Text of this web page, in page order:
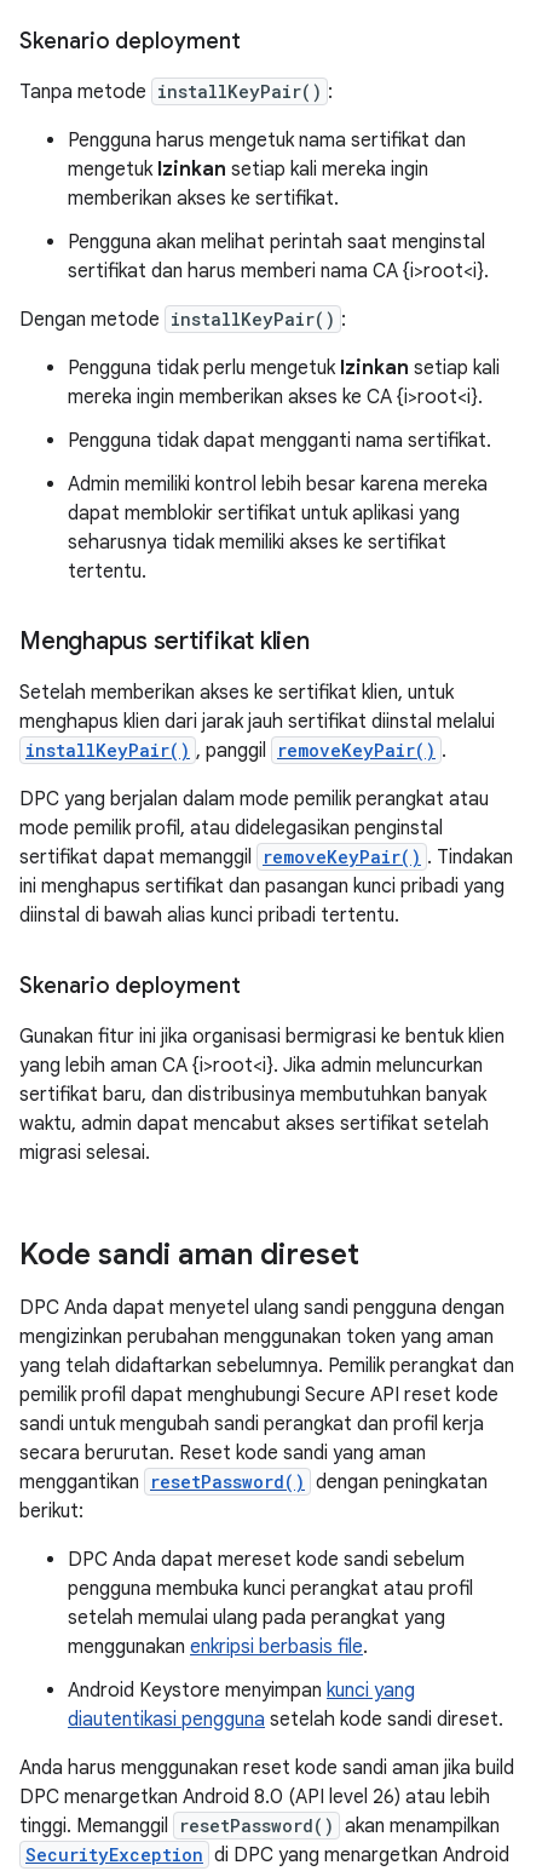
Skenario deployment
Tanpa metode installKeyPair() :
Pengguna harus mengetuk nama sertifikat dan
mengetuk Izinkan setiap kali mereka ingin
memberikan akses ke sertifikat.
Pengguna akan melihat perintah saat menginstal
sertifikat dan harus memberi nama CA {i>root<i}.
Dengan metode installKeyPair() :
Pengguna tidak perlu mengetuk Izinkan setiap kali
mereka ingin memberikan akses ke CA {i>root<i}.
Pengguna tidak dapat mengganti nama sertifikat.
Admin memiliki kontrol lebih besar karena mereka
dapat memblokir sertifikat untuk aplikasi yang
seharusnya tidak memiliki akses ke sertifikat
tertentu.
Menghapus sertifikat klien
Setelah memberikan akses ke sertifikat klien, untuk
menghapus klien dari jarak jauh sertifikat diinstal melalui
installKeyPair() , panggil removeKeyPair() .
DPC yang berjalan dalam mode pemilik perangkat atau
mode pemilik profil, atau didelegasikan penginstal
sertifikat dapat memanggil
removeKeyPair() . Tindakan
ini menghapus sertifikat dan pasangan kunci pribadi yang
diinstal di bawah alias kunci pribadi tertentu.
Skenario deployment
Gunakan fitur ini jika organisasi bermigrasi ke bentuk klien
yang lebih aman CA {i>root<i}. Jika admin meluncurkan
sertifikat baru, dan distribusinya membutuhkan banyak
waktu, admin dapat mencabut akses sertifikat setelah
migrasi selesai.
Kode sandi aman direset
DPC Anda dapat menyetel ulang sandi pengguna dengan
mengizinkan perubahan menggunakan token yang aman
yang telah didaftarkan sebelumnya. Pemilik perangkat dan
pemilik profil dapat menghubungi Secure API reset kode
sandi untuk mengubah sandi perangkat dan profil kerja
secara berurutan. Reset kode sandi yang aman
menggantikan
resetPassword() dengan peningkatan
berikut:
DPC Anda dapat mereset kode sandi sebelum
pengguna membuka kunci perangkat atau profil
setelah memulai ulang pada perangkat yang
menggunakan enkripsi berbasis file.
Android Keystore menyimpan kunci yang
diautentikasi pengguna setelah kode sandi direset.
Anda harus menggunakan reset kode sandi aman jika build
DPC menargetkan Android 8.0 (API level 26) atau lebih
tinggi. Memanggil
resetPassword() akan menampilkan
SecurityException di DPC yang menargetkan Android